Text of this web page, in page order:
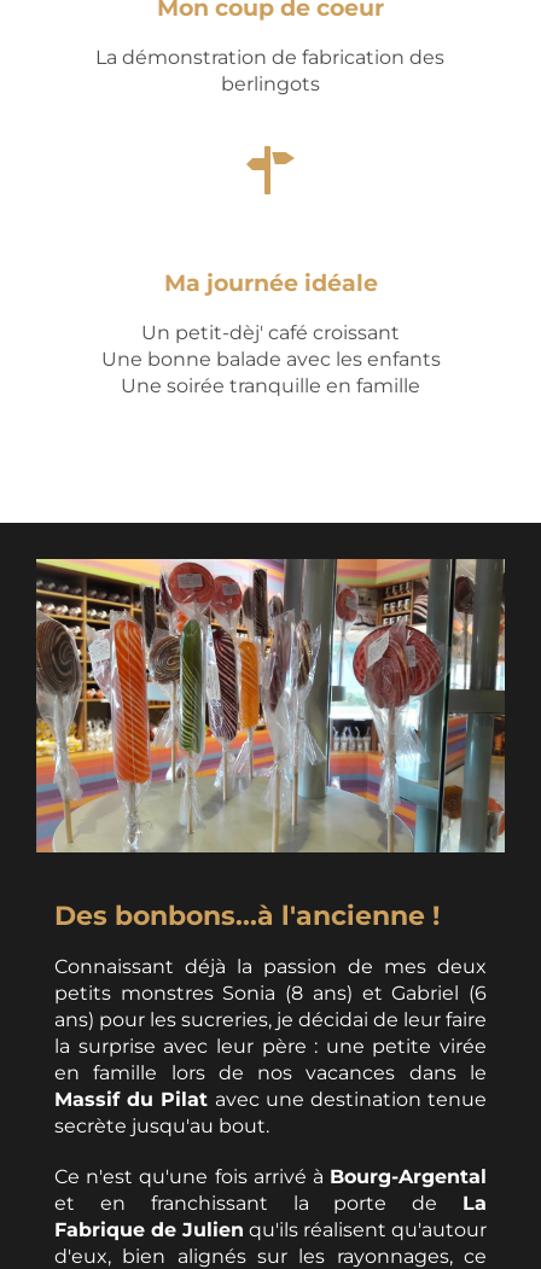
Mon coup de coeur
La démonstration de fabrication des
berlingots
Ma journée idéale
Un petit-dèj' café croissant
Une bonne balade avec les enfants
Une soirée tranquille en famille
Des bonbons...à l'ancienne !
Connaissant déjà la passion de mes deux
petits monstres Sonia (8 ans) et Gabriel (6
ans) pour les sucreries, je décidai de leur faire
la surprise avec leur père : une petite virée
en famille lors de nos vacances dans le
Massif du Pilat avec une destination tenue
secrète jusqu'au bout.
Ce n'est qu'une fois arrivé à Bourg-Argental
et en franchissant la porte de La
Fabrique de Julien qu'ils réalisent qu'autour
d'eux, bien alignés sur les rayonnages, ce